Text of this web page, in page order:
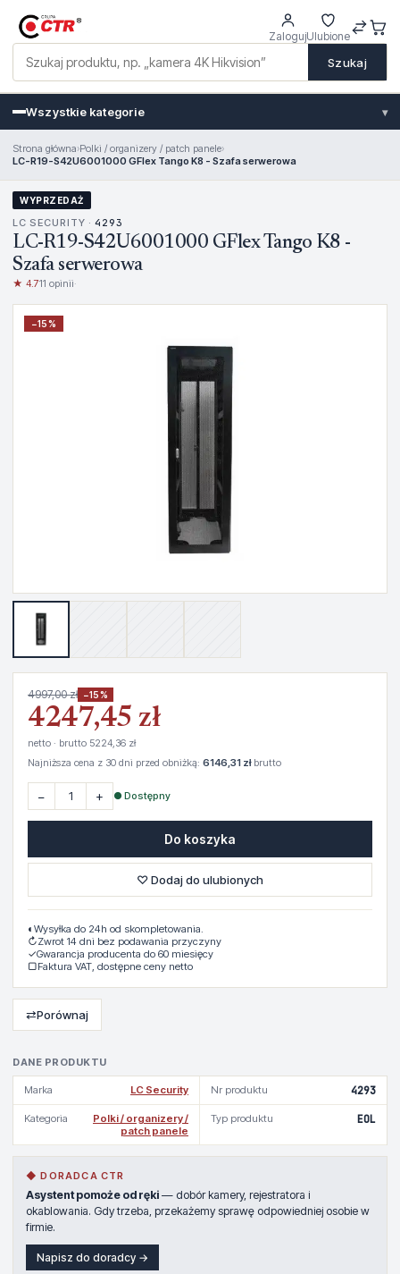
Szukaj
ZalogujUlubione
Wszystkie kategorie ▾
Strona główna›Polki / organizery / patch panele›
LC-R19-S42U6001000 GFlex Tango K8 - Szafa serwerowa
WYPRZEDAŻ
LC SECURITY · 4293
LC-R19-S42U6001000 GFlex Tango K8 -
Szafa serwerowa
★ 4.711 opinii·
−15%
DANE PRODUKTU
Marka LC Security Nr produktu 4293
Kategoria
Polki / organizery /
patch panele
Typ produktu EOL
◆ DORADCA CTR
Asystent pomoże od ręki — dobór kamery, rejestratora i
okablowania. Gdy trzeba, przekażemy sprawę odpowiedniej osobie w
firmie.
Napisz do doradcy →
4997,00 zł −15%
4247,45 zł
netto · brutto 5224,36 zł
Najniższa cena z 30 dni przed obniżką: 6146,31 złbrutto
− + ● Dostępny
Do koszyka
♡ Dodaj do ulubionych
◐ Wysyłka do 24h od skompletowania.
↻Zwrot 14 dni bez podawania przyczyny
✓Gwarancja producenta do 60 miesięcy
▢Faktura VAT, dostępne ceny netto
⇄Porównaj